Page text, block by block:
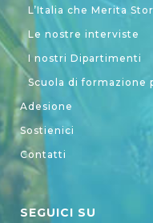
L’Italia che Merita
Le nostre interviste
I nostri Dipartimenti
Scuola di formazione
Adesione
Sostienici
Contatti
SEGUICI SU